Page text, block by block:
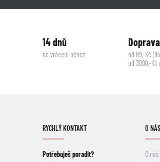
14 dnů
na vrácení pěnez
Doprava
od 89,-Kč
od 3000,-Kč
RYCHLÝ KONTAKT
Potřebuješ poradit?
O
O nás